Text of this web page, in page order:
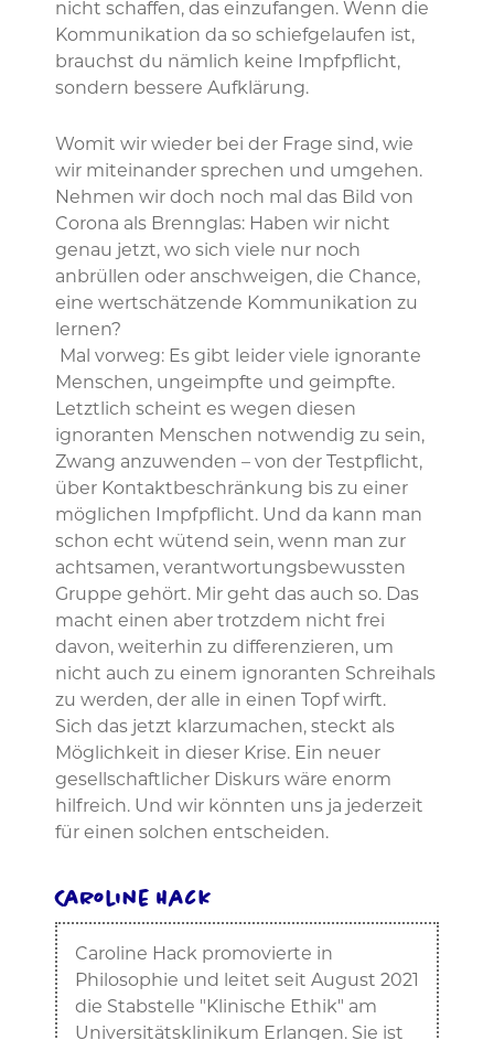
nicht schaffen, das einzufangen. Wenn die
Kommunikation da so schiefgelaufen ist,
brauchst du nämlich keine Impfpflicht,
sondern bessere Aufklärung.
Womit wir wieder bei der Frage sind, wie
wir miteinander sprechen und umgehen.
Nehmen wir doch noch mal das Bild von
Corona als Brennglas: Haben wir nicht
genau jetzt, wo sich viele nur noch
anbrüllen oder anschweigen, die Chance,
eine wertschätzende Kommunikation zu
lernen?
Mal vorweg: Es gibt leider viele ignorante
Menschen, ungeimpfte und geimpfte.
Letztlich scheint es wegen diesen
ignoranten Menschen notwendig zu sein,
Zwang anzuwenden – von der Testpflicht,
über Kontaktbeschränkung bis zu einer
möglichen Impfpflicht. Und da kann man
schon echt wütend sein, wenn man zur
achtsamen, verantwortungsbewussten
Gruppe gehört. Mir geht das auch so. Das
macht einen aber trotzdem nicht frei
davon, weiterhin zu differenzieren, um
nicht auch zu einem ignoranten Schreihals
zu werden, der alle in einen Topf wirft.
Sich das jetzt klarzumachen, steckt als
Möglichkeit in dieser Krise. Ein neuer
gesellschaftlicher Diskurs wäre enorm
hilfreich. Und wir könnten uns ja jederzeit
für einen solchen entscheiden.
Caroline Hack
Caroline Hack promovierte in
Philosophie und leitet seit August 2021
die Stabstelle "Klinische Ethik" am
Universitätsklinikum Erlangen. Sie ist